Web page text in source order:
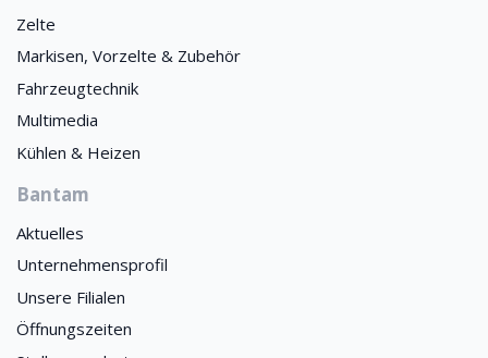
Zelte
Markisen, Vorzelte & Zubehör
Fahrzeugtechnik
Multimedia
Kühlen & Heizen
Bantam
Aktuelles
Unternehmensprofil
Unsere Filialen
Öffnungszeiten